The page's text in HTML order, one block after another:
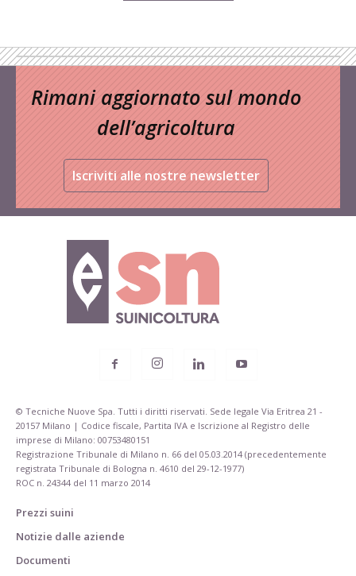
Rimani aggiornato sul mondo
dell’agricoltura
Iscriviti alle nostre newsletter
© Tecniche Nuove Spa. Tutti i diritti riservati. Sede legale Via Eritrea 21 -
20157 Milano | Codice fiscale, Partita IVA e Iscrizione al Registro delle
imprese di Milano: 00753480151
Registrazione Tribunale di Milano n. 66 del 05.03.2014 (precedentemente
registrata Tribunale di Bologna n. 4610 del 29-12-1977)
ROC n. 24344 del 11 marzo 2014
Prezzi suini
Notizie dalle aziende
Documenti